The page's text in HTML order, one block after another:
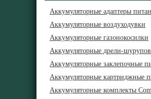
Аккумуляторные адаптеры
Аккумуляторные воздуходувки
Аккумуляторные газонокосилки
Аккумуляторные дрели-
Аккумуляторные заклепочные
Аккумуляторные картриджные
Аккумуляторные комплекты